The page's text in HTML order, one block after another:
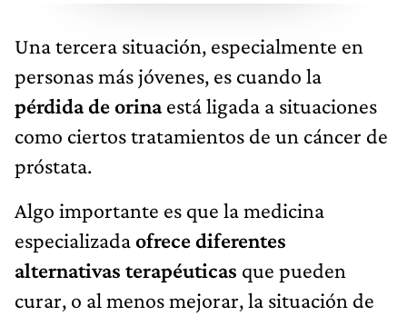
Una tercera situación, especialmente en
personas más jóvenes, es cuando la
pérdida de orinaestá ligada a situaciones
como ciertos tratamientos de un cáncer de
próstata.
Algo importante es que la medicina
especializadaofrece diferentes
alternativas terapéuticas que pueden
curar, o al menos mejorar, la situación de